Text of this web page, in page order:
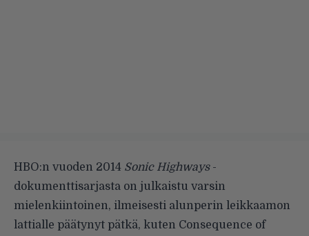
HBO:n vuoden 2014 Sonic Highways -
dokumenttisarjasta on julkaistu varsin
mielenkiintoinen, ilmeisesti alunperin leikkaamon
lattialle päätynyt pätkä, kuten Consequence of